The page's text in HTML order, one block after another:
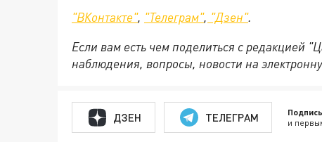
"ВКонтакте", "Телеграм", "Дзен".
Если вам есть чем поделиться с редакцией
наблюдения, вопросы, новости на
ДЗЕН ТЕЛЕГРАМ и